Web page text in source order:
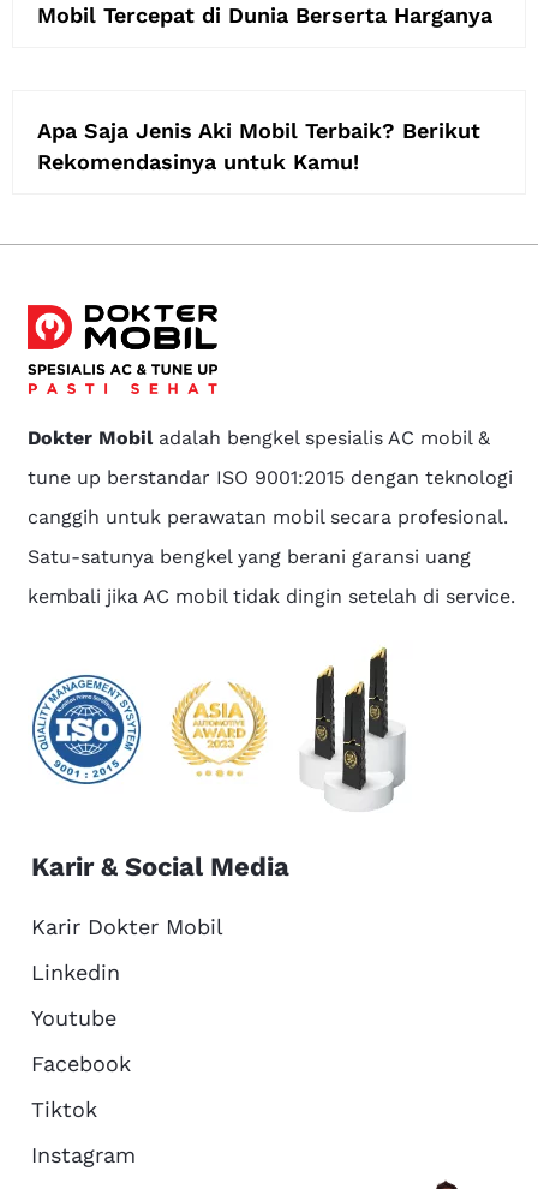
Mobil Tercepat di Dunia Berserta Harganya
Apa Saja Jenis Aki Mobil Terbaik? Berikut
Rekomendasinya untuk Kamu!
Dokter Mobiladalah bengkel spesialis AC mobil &
tune up berstandar ISO 9001:2015 dengan teknologi
canggih untuk perawatan mobil secara profesional.
Satu-satunya bengkel yang berani garansi uang
kembali jika AC mobil tidak dingin setelah di service.
Karir & Social Media
Karir Dokter Mobil
Linkedin
Youtube
Facebook
Tiktok
Instagram